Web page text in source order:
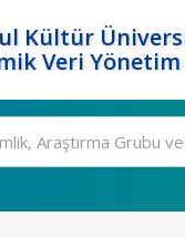
Kültür
Veri